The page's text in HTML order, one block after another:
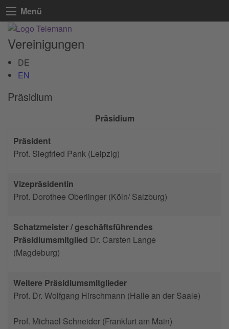
Menü
Vereinigungen
DE
EN
Präsidium
Präsidium
Präsident
Prof. Siegfried Pank (Leipzig)
Vizepräsidentin
Prof. Dorothee Oberlinger (Köln/ Salzburg)
Schatzmeister /geschäftsführendes
Präsidiumsmitglied Dr. Carsten Lange
(Magdeburg)
Weitere Präsidiumsmitglieder
Prof. Dr. Wolfgang Hirschmann (Halle an der Saale)
Prof. Michael Schneider (Frankfurt am Main)